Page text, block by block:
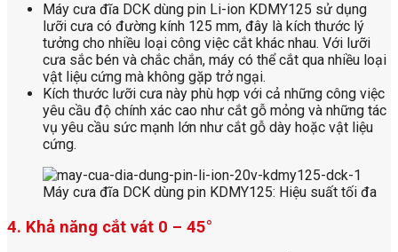
Máy cưa đĩa DCK dùng pin Li-ion KDMY125 sử dụng
lưỡi cưa có đường kính 125 mm, đây là kích thước lý
tưởng cho nhiều loại công việc cắt khác nhau. Với lưỡi
cưa sắc bén và chắc chắn, máy có thể cắt qua nhiều loại
vật liệu cứng mà không gặp trở ngại.
Kích thước lưỡi cưa này phù hợp với cả những công việc
yêu cầu độ chính xác cao như cắt gỗ mỏng và những tác
vụ yêu cầu sức mạnh lớn như cắt gỗ dày hoặc vật liệu
cứng.
Máy cưa đĩa DCK dùng pin KDMY125: Hiệu suất tối đa
4. Khả năng cắt vát 0 – 45°